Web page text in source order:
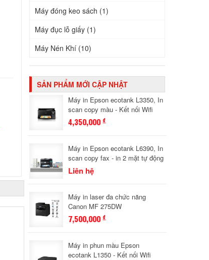
Máy đóng keo sách (1)
Máy đục lỗ giấy (1)
Máy Nén Khí (10)
SẢN PHẨM MỚI CẬP NHẬT
Máy in Epson ecotank L3350, In
scan copy màu - Kết nối Wifi
4,350,000đ
Máy in Epson ecotank L6390, In
scan copy fax - in 2 mặt tự động
Liên hệ
Máy in laser đa chức năng
Canon MF 275DW
7,500,000đ
Máy in phun màu Epson
ecotank L1350 - Kết nối Wifi